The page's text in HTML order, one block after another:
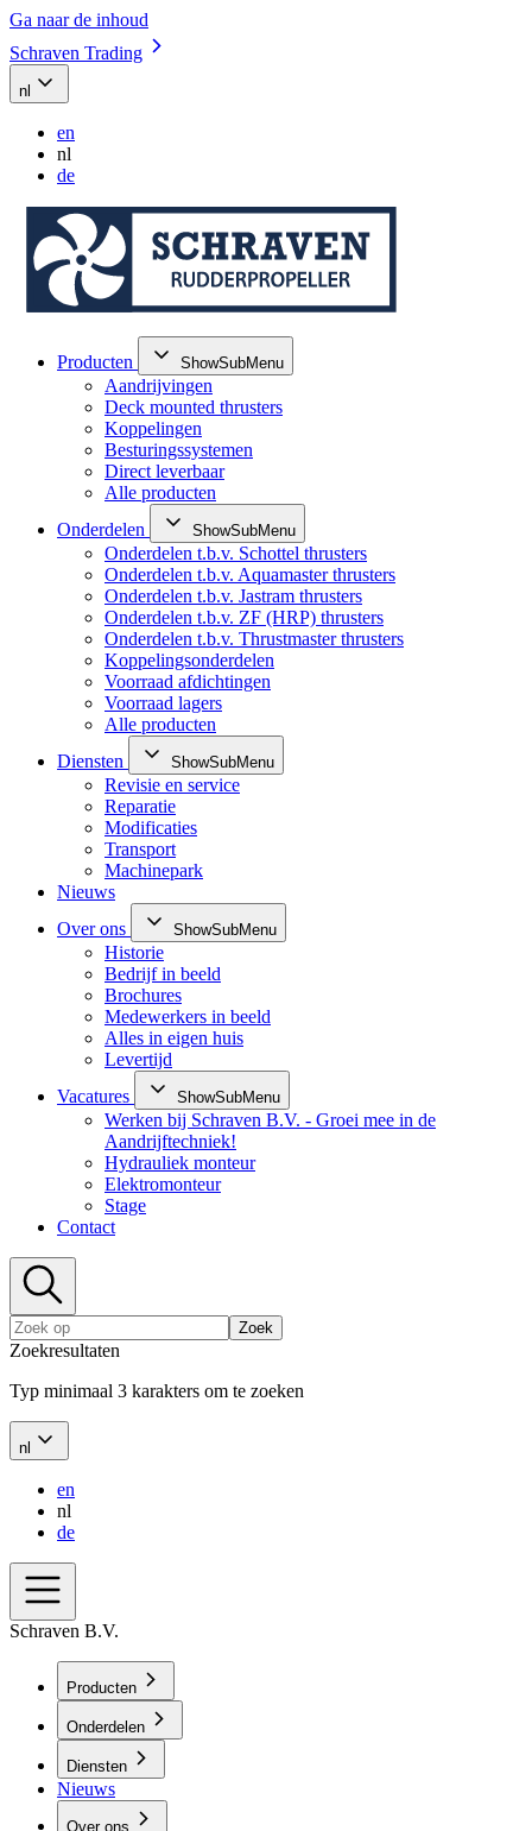
Ga naar de inhoud
Schraven Trading
nl
en
nl
de
Producten ShowSubMenu
Aandrijvingen
Deck mounted thrusters
Koppelingen
Besturingssystemen
Direct leverbaar
Alle producten
Onderdelen
ShowSubMenu
Onderdelen t.b.v. Schottel thrusters
Onderdelen t.b.v. Aquamaster thrusters
Onderdelen t.b.v. Jastram thrusters
Onderdelen t.b.v. ZF (HRP) thrusters
Onderdelen t.b.v. Thrustmaster thrusters
Koppelingsonderdelen
Voorraad afdichtingen
Voorraad lagers
Alle producten
Diensten
ShowSubMenu
Revisie en service
Reparatie
Modificaties
Transport
Machinepark
Nieuws
Over ons
ShowSubMenu
Historie
Bedrijf in beeld
Brochures
Medewerkers in beeld
Alles in eigen huis
Levertijd
Vacatures
ShowSubMenu
Werken bij Schraven B.V. - Groei mee in de
Aandrijftechniek!
Hydrauliek monteur
Elektromonteur
Stage
Contact
Zoek
Zoekresultaten
Typ minimaal 3 karakters om te zoeken
nl
en
nl
de
Schraven B.V.
Producten
Onderdelen
Diensten
Nieuws
Over ons